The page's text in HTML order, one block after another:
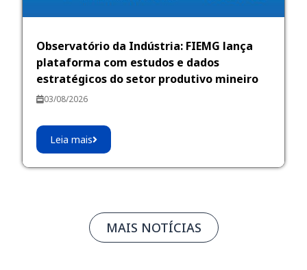
Observatório da Indústria: FIEMG lança
plataforma com estudos e dados
estratégicos do setor produtivo mineiro
03/08/2026
Leia mais
MAIS NOTÍCIAS